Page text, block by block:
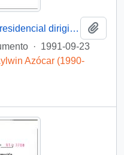
[Oficio del Jefe de Gabinete Presidencial dirigido al Ministro Secretario General de Gobierno]
· 1991-09-23
Azócar (1990-